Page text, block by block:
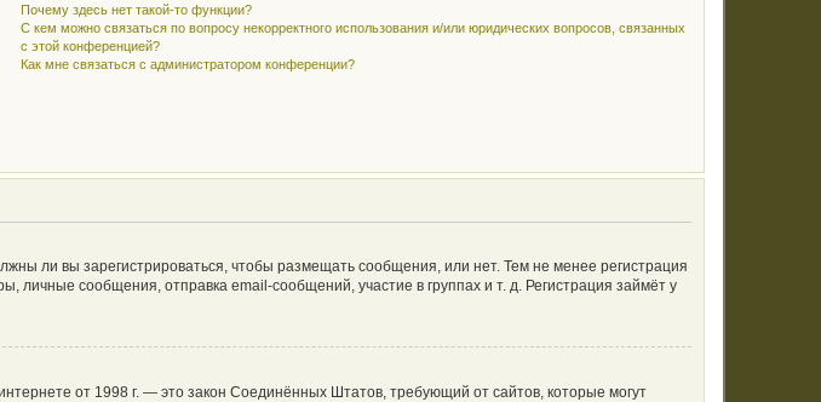
Почему здесь нет такой-то функции?
С кем можно связаться по вопросу некорректного использования и/или юридических вопросов, связанных
с этой конференцией?
Как мне связаться с администратором конференции?
ли вы зарегистрироваться, чтобы размещать сообщения, или нет. Тем не менее регистрация
сообщения, отправка email-сообщений, участие в группах и т. д. Регистрация займёт у
от 1998 г. — это закон Соединённых Штатов, требующий от сайтов, которые могут